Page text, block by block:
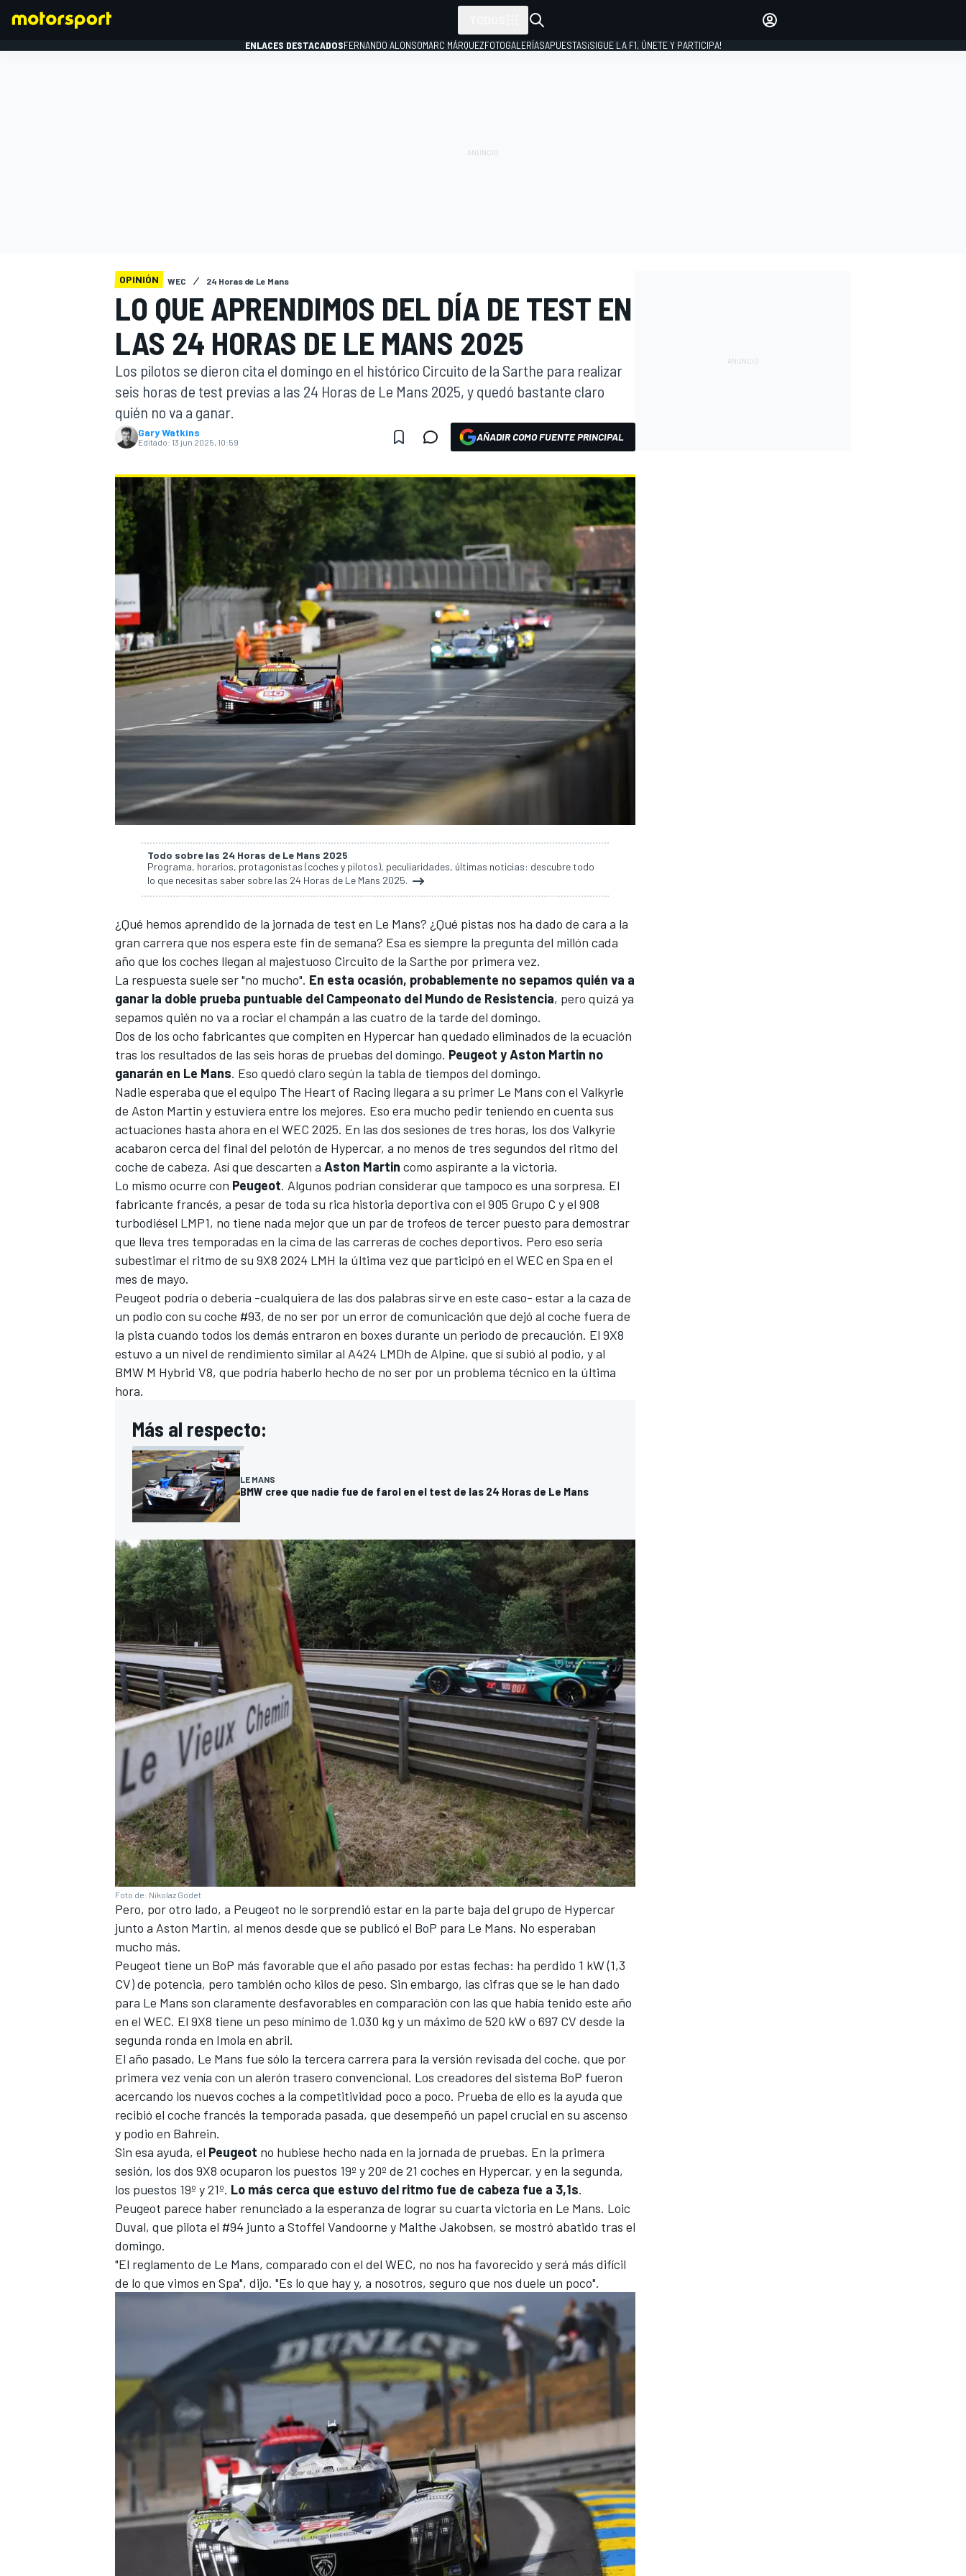
WEC FÓRMULA E
MÁS CATEGORÍAS
ENLACES DESTACADOSFERNANDO ALONSOMARC MÁRQUEZFOTOGALERÍASAPUESTAS¡SIGUE LA F1, ÚNETE Y PARTICIPA!
OPINIÓN WEC 24 Horas de Le Mans
LO QUE APRENDIMOS DEL DÍA DE TEST EN
LAS 24 HORAS DE LE MANS 2025
Los pilotos se dieron cita el domingo en el histórico Circuito de la Sarthe para realizar
seis horas de test previas a las 24 Horas de Le Mans 2025, y quedó bastante claro
quién no va a ganar.
Gary Watkins
Editado: 13 jun 2025, 10:59 AÑADIR COMO FUENTE PRINCIPAL
Todo sobre las 24 Horas de Le Mans 2025
Programa, horarios, protagonistas (coches y pilotos), peculiaridades, últimas noticias: descubre todo
lo que necesitas saber sobre las 24 Horas de Le Mans 2025.
¿Qué hemos aprendido de la jornada de test en Le Mans? ¿Qué pistas nos ha dado de cara a la
gran carrera que nos espera este fin de semana? Esa es siempre la pregunta del millón cada
año que los coches llegan al majestuoso Circuito de la Sarthe por primera vez.
La respuesta suele ser "no mucho". En esta ocasión, probablemente no sepamos quién va a
ganar la doble prueba puntuable del Campeonato del Mundo de Resistencia, pero quizá ya
sepamos quién no va a rociar el champán a las cuatro de la tarde del domingo.
Dos de los ocho fabricantes que compiten en Hypercar han quedado eliminados de la ecuación
tras los resultados de las seis horas de pruebas del domingo. Peugeot y Aston Martin no
ganarán en Le Mans. Eso quedó claro según la tabla de tiempos del domingo.
Nadie esperaba que el equipo The Heart of Racing llegara a su primer Le Mans con el Valkyrie
de Aston Martin y estuviera entre los mejores. Eso era mucho pedir teniendo en cuenta sus
actuaciones hasta ahora en el WEC 2025. En las dos sesiones de tres horas, los dos Valkyrie
acabaron cerca del final del pelotón de Hypercar, a no menos de tres segundos del ritmo del
coche de cabeza. Así que descarten a Aston Martin como aspirante a la victoria.
Lo mismo ocurre con Peugeot. Algunos podrían considerar que tampoco es una sorpresa. El
fabricante francés, a pesar de toda su rica historia deportiva con el 905 Grupo C y el 908
turbodiésel LMP1, no tiene nada mejor que un par de trofeos de tercer puesto para demostrar
que lleva tres temporadas en la cima de las carreras de coches deportivos. Pero eso sería
subestimar el ritmo de su 9X8 2024 LMH la última vez que participó en el WEC en Spa en el
mes de mayo.
Peugeot podría o debería -cualquiera de las dos palabras sirve en este caso- estar a la caza de
un podio con su coche #93, de no ser por un error de comunicación que dejó al coche fuera de
la pista cuando todos los demás entraron en boxes durante un periodo de precaución. El 9X8
estuvo a un nivel de rendimiento similar al A424 LMDh de Alpine, que sí subió al podio, y al
BMW M Hybrid V8, que podría haberlo hecho de no ser por un problema técnico en la última
hora.
Más al respecto:
LE MANS
BMW cree que nadie fue de farol en el test de las 24 Horas de Le Mans
Foto de: Nikolaz Godet
Pero, por otro lado, a Peugeot no le sorprendió estar en la parte baja del grupo de Hypercar
junto a Aston Martin, al menos desde que se publicó el BoP para Le Mans. No esperaban
mucho más.
Peugeot tiene un BoP más favorable que el año pasado por estas fechas: ha perdido 1 kW (1,3
CV) de potencia, pero también ocho kilos de peso. Sin embargo, las cifras que se le han dado
para Le Mans son claramente desfavorables en comparación con las que había tenido este año
en el WEC. El 9X8 tiene un peso mínimo de 1.030 kg y un máximo de 520 kW o 697 CV desde la
segunda ronda en Imola en abril.
El año pasado, Le Mans fue sólo la tercera carrera para la versión revisada del coche, que por
primera vez venía con un alerón trasero convencional. Los creadores del sistema BoP fueron
acercando los nuevos coches a la competitividad poco a poco. Prueba de ello es la ayuda que
recibió el coche francés la temporada pasada, que desempeñó un papel crucial en su ascenso
y podio en Bahrein.
Sin esa ayuda, el Peugeot no hubiese hecho nada en la jornada de pruebas. En la primera
sesión, los dos 9X8 ocuparon los puestos 19º y 20º de 21 coches en Hypercar, y en la segunda,
los puestos 19º y 21º. Lo más cerca que estuvo del ritmo fue de cabeza fue a 3,1s.
Peugeot parece haber renunciado a la esperanza de lograr su cuarta victoria en Le Mans. Loic
Duval, que pilota el #94 junto a Stoffel Vandoorne y Malthe Jakobsen, se mostró abatido tras el
domingo.
"El reglamento de Le Mans, comparado con el del WEC, no nos ha favorecido y será más difícil
de lo que vimos en Spa", dijo. "Es lo que hay y, a nosotros, seguro que nos duele un poco".